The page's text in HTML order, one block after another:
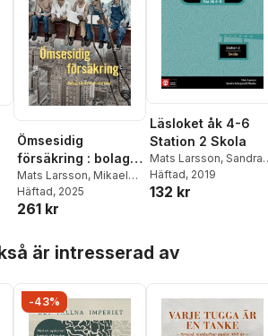
antal röster:
Ömsesidig
försäkring : bolag,
kunder och
marknad
Mats Larsson, Mikael
Lönnborg
Häftad, 2025
261 kr
Läsloket åk 4-6
Station 2 Skola
Mats Larsson, Sandra
Grängstedt Mbalire
Häftad, 2019
132 kr
är intresserad av
-43%